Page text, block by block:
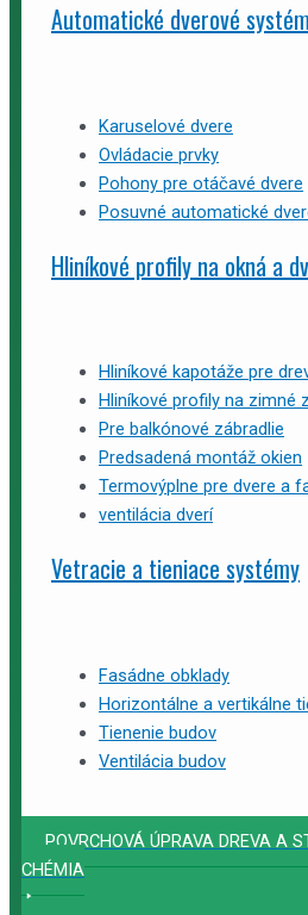
Automatické dverové
Karuselové dvere
Ovládacie prvky
Pohony pre otáčavé dvere
Posuvné automatické
Hliníkové profily na okná a
Hliníkové kapotáže pre
Hliníkové profily na zimné
Pre balkónové zábradlie
Predsadená montáž okien
Termovýplne pre dvere a
ventilácia dverí
Vetracie a tieniace systémy
Fasádne obklady
Horizontálne a vertikálne
Tienenie budov
Ventilácia budov
POVRCHOVÁ ÚPRAVA DREVA A
CHÉMIA